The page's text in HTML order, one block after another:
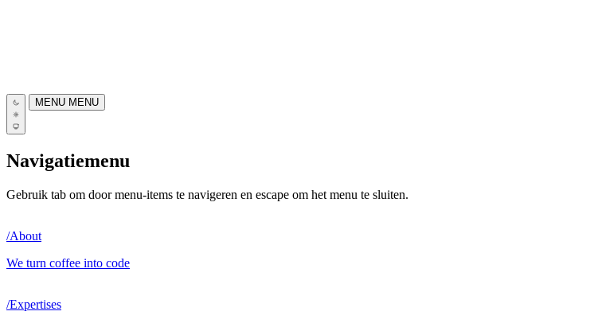
MENU MENU
Navigatiemenu
Gebruik tab om door menu-items te navigeren en escape om het menu te sluiten.
/About
We turn coffee into code
/Expertises